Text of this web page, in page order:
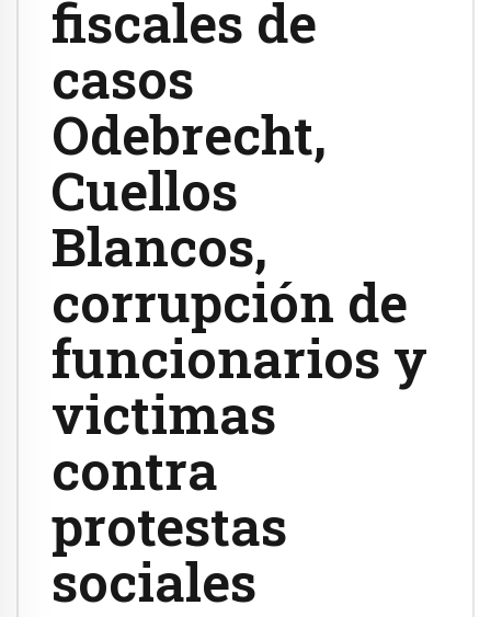
fiscales de
casos
Odebrecht,
Cuellos
Blancos,
corrupción de
funcionarios y
victimas
contra
protestas
sociales